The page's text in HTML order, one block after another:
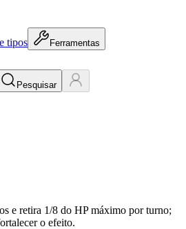
tipos Ferramentas
Pesquisar
e retira 1/8 do HP máximo por turno;
o efeito.